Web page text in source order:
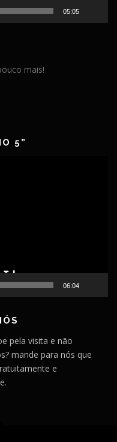
05:05
mais!
5”
06:04
pela visita e não
mande para nós que
e